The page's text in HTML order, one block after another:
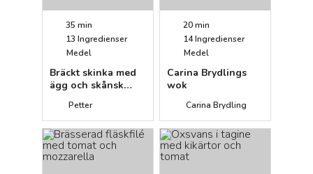
35 min
13 Ingredienser
Medel
Bräckt skinka med
ägg och skånsk
Petter
20 min
14Ingredienser
Medel
Carina Brydlings
wok
Carina Brydling